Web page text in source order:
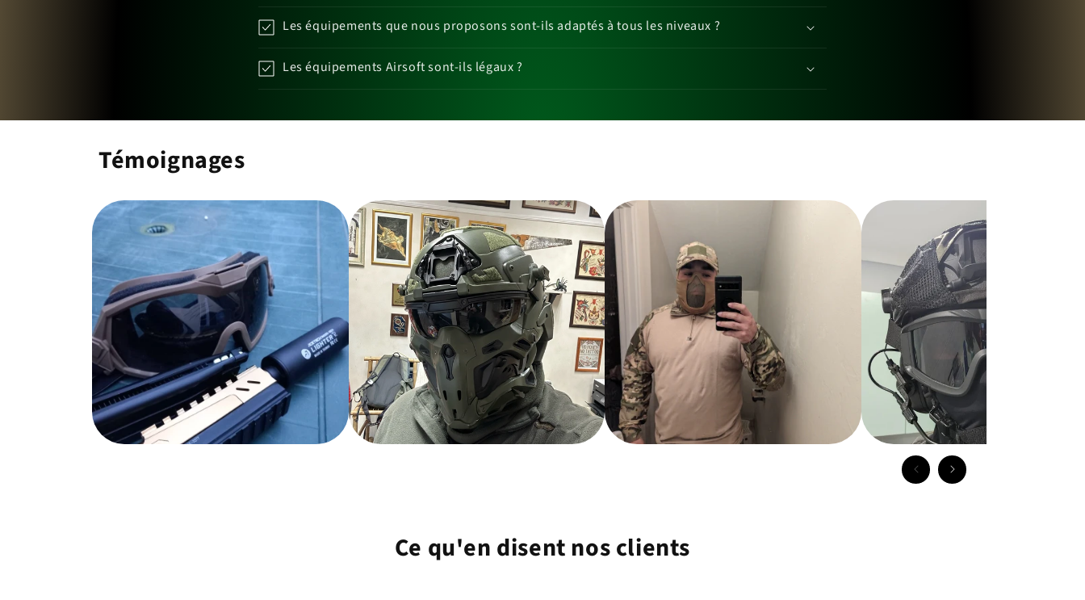
Les équipements que nous proposons sont-ils adaptés à tous les niveaux ?
Les équipements Airsoft sont-ils légaux ?
Témoignages
Ce qu'en disent nos clients